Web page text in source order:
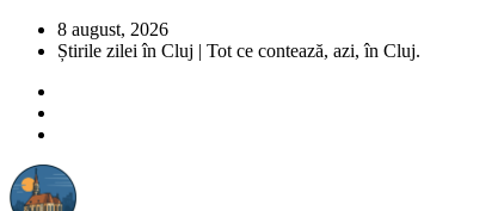
8 august, 2026
Știrile zilei în Cluj | Tot ce contează, azi, în Cluj.